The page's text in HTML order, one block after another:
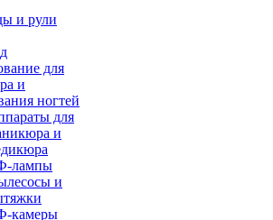
и рули
для
и
ногтей
для
и
лампы
и
камеры